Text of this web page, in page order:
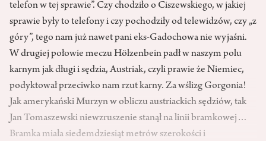
telefon w tej sprawie”. Czy chodziło o Ciszewskiego, w jakiej
sprawie były to telefony i czy pochodziły od telewidzów, czy „z
góry”, tego nam już nawet pani eks-Gadochowa nie wyjaśni.
W drugiej połowie meczu Hölzenbein padł w naszym polu
karnym jak długi i sędzia, Austriak, czyli prawie że Niemiec,
podyktował przeciwko nam rzut karny. Za wślizg Gorgonia!
Jak amerykański Murzyn w obliczu austriackich sędziów, tak
Jan Tomaszewski niewzruszenie stanął na linii bramkowej…
Bramka miała siedemdziesiąt metrów szerokości i